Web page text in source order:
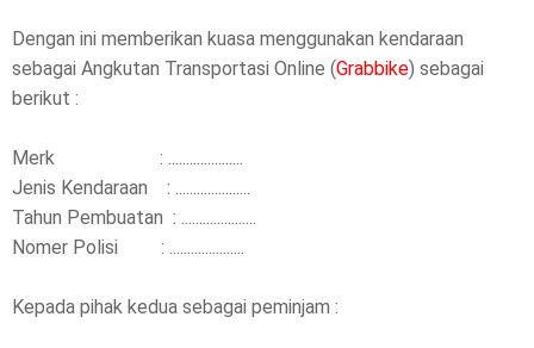
Dengan ini memberikan kuasa menggunakan kendaraan
sebagai Angkutan Transportasi Online (Grabbike) sebagai
berikut :
Merk : .....................
Jenis Kendaraan : .....................
Tahun Pembuatan : .....................
Nomer Polisi : .....................
Kepada pihak kedua sebagai peminjam :